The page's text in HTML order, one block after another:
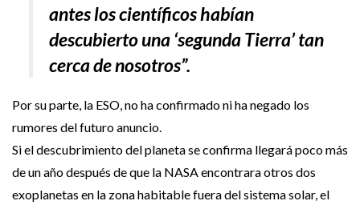
antes los científicos habían
descubierto una ‘segunda Tierra’ tan
cerca de nosotros”.
Por su parte, la ESO, no ha confirmado ni ha negado los
rumores del futuro anuncio.
Si el descubrimiento del planeta se confirma llegará poco más
de un año después de que la NASA encontrara otros dos
exoplanetas en la zona habitable fuera del sistema solar, el